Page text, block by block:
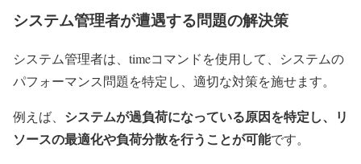
システム管理者が遭遇する問題の解決策
システム管理者は、timeコマンドを使用して、システムの
パフォーマンス問題を特定し、適切な対策を施せます。
例えば、 システムが過負荷になっている原因を特定し、リ
ソースの最適化や負荷分散を行うことが可能です。